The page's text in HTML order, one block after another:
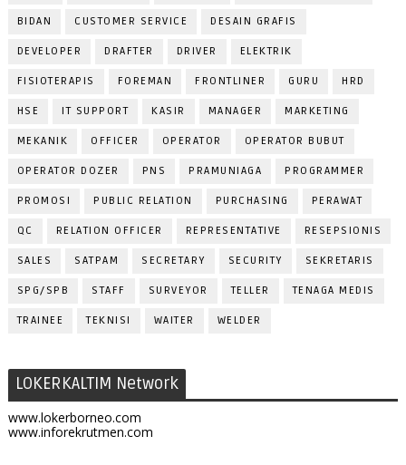
BIDAN CUSTOMER SERVICE DESAIN GRAFIS
DEVELOPER DRAFTER DRIVER ELEKTRIK
FISIOTERAPIS FOREMAN FRONTLINER GURU HRD
HSE IT SUPPORT KASIR MANAGER MARKETING
MEKANIK OFFICER OPERATOR OPERATOR BUBUT
OPERATOR DOZER PNS PRAMUNIAGA PROGRAMMER
PROMOSI PUBLIC RELATION PURCHASING PERAWAT
QC RELATION OFFICER REPRESENTATIVE RESEPSIONIS
SALES SATPAM SECRETARY SECURITY SEKRETARIS
SPG/SPB STAFF SURVEYOR TELLER TENAGA MEDIS
TRAINEE TEKNISI WAITER WELDER
LOKERKALTIM Network
www.lokerborneo.com
www.inforekrutmen.com